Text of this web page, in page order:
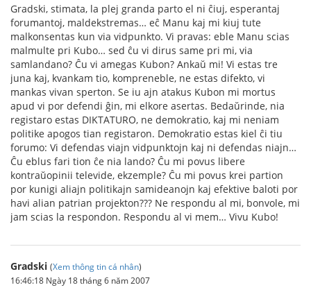
Gradski, stimata, la plej granda parto el ni ĉiuj, esperantaj
forumantoj, maldekstremas… eĉ Manu kaj mi kiuj tute
malkonsentas kun via vidpunkto. Vi pravas: eble Manu scias
malmulte pri Kubo… sed ĉu vi dirus same pri mi, via
samlandano? Ĉu vi amegas Kubon? Ankaŭ mi! Vi estas tre
juna kaj, kvankam tio, kompreneble, ne estas difekto, vi
mankas vivan sperton. Se iu ajn atakus Kubon mi mortus
apud vi por defendi ĝin, mi elkore asertas. Bedaŭrinde, nia
registaro estas DIKTATURO, ne demokratio, kaj mi neniam
politike apogos tian registaron. Demokratio estas kiel ĉi tiu
forumo: Vi defendas viajn vidpunktojn kaj ni defendas niajn…
Ĉu eblus fari tion ĉe nia lando? Ĉu mi povus libere
kontraŭopinii televide, ekzemple? Ĉu mi povus krei partion
por kunigi aliajn politikajn samideanojn kaj efektive baloti por
havi alian patrian projekton??? Ne respondu al mi, bonvole, mi
jam scias la respondon. Respondu al vi mem… Vivu Kubo!
Gradski (Xem thông tin cá nhân)
16:46:18 Ngày 18 tháng 6 năm 2007